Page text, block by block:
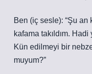
Ben (iç sesle): “Şu
kafama takıldım.
Kün edilmeyi bir
muyum?”